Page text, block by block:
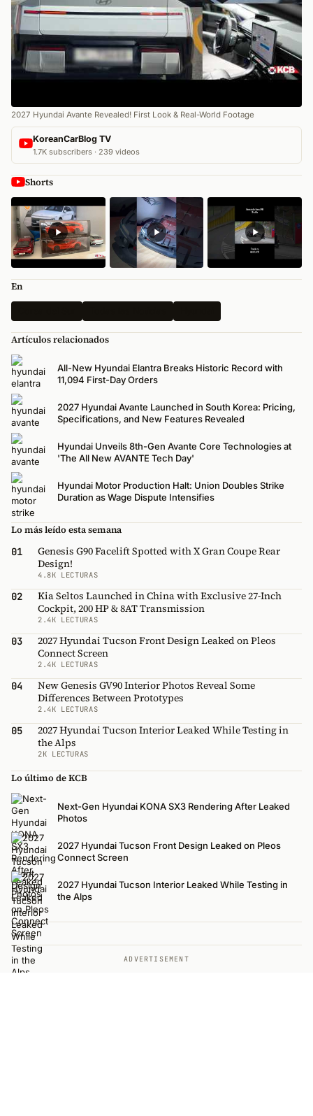
2027 Hyundai Avante Revealed! First Look & Real-World Footage
KoreanCarBlog TV
1.7K subscribers · 239 videos
Shorts
En
Artículos relacionados
All-New Hyundai Elantra Breaks Historic Record with
11,094 First-Day Orders
2027 Hyundai Avante Launched in South Korea: Pricing,
Specifications, and New Features Revealed
Hyundai Unveils 8th-Gen Avante Core Technologies at
'The All New AVANTE Tech Day'
Hyundai Motor Production Halt: Union Doubles Strike
Duration as Wage Dispute Intensifies
Lo más leído esta semana
01
Genesis G90 Facelift Spotted with X Gran Coupe Rear
Design!
4.8K LECTURAS
02
Kia Seltos Launched in China with Exclusive 27-Inch
Cockpit, 200 HP & 8AT Transmission
2.4K LECTURAS
03
2027 Hyundai Tucson Front Design Leaked on Pleos
Connect Screen
2.4K LECTURAS
04
New Genesis GV90 Interior Photos Reveal Some
Differences Between Prototypes
2.4K LECTURAS
05
2027 Hyundai Tucson Interior Leaked While Testing in
the Alps
2K LECTURAS
Lo último de KCB
Next-Gen Hyundai KONA SX3 Rendering After Leaked
Photos
2027 Hyundai Tucson Front Design Leaked on Pleos
Connect Screen
2027 Hyundai Tucson Interior Leaked While Testing in
the Alps
ADVERTISEMENT